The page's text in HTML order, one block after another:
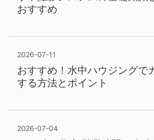
おすすめ
2026-07-11
おすすめ！水中ハウジングで
する方法とポイント
2026-07-04